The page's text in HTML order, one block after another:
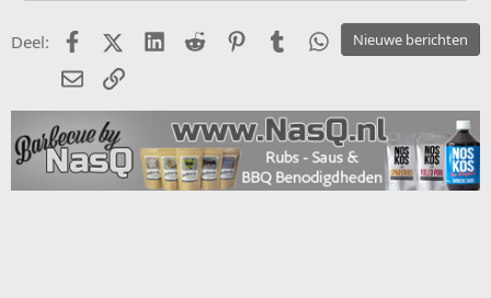
r
e
n
:
Nieuwe berichten
Deel: FacebookX (Twitter)
LinkedIn
Reddit PinterestTumblrWhatsApp
E-mailkoppeling